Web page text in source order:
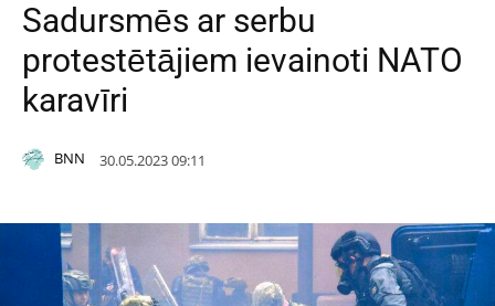
Sadursmēs ar serbu
protestētājiem ievainoti NATO
karavīri
BNN 30.05.2023 09:11